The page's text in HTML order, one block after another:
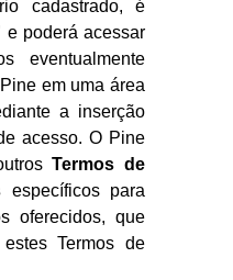
cadastrado, é
e poderá acessar
eventualmente
em uma área
a inserção
acesso. O Pine
Termos de
específicos para
oferecidos, que
Termos de